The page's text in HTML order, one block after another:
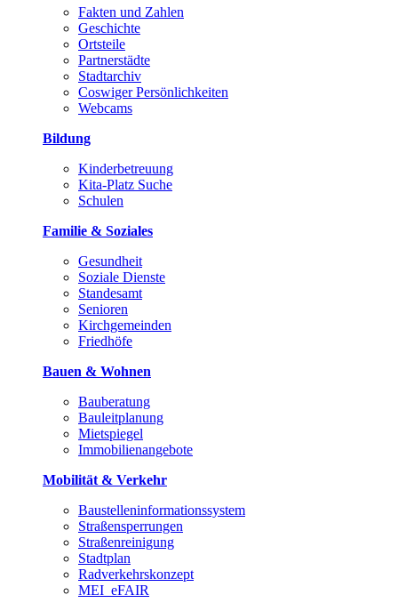
Fakten und Zahlen
Geschichte
Ortsteile
Partnerstädte
Stadtarchiv
Coswiger Persönlichkeiten
Webcams
Bildung
Kinderbetreuung
Kita-Platz Suche
Schulen
Familie & Soziales
Gesundheit
Soziale Dienste
Standesamt
Senioren
Kirchgemeinden
Friedhöfe
Bauen & Wohnen
Bauberatung
Bauleitplanung
Mietspiegel
Immobilienangebote
Mobilität & Verkehr
Baustelleninformationssystem
Straßensperrungen
Straßenreinigung
Stadtplan
Radverkehrskonzept
MEI_eFAIR